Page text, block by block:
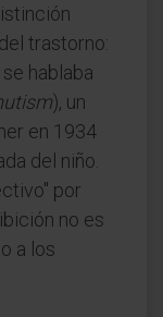
trastorno:
hablaba
), un
en 1934
del niño.
por
no es
a los